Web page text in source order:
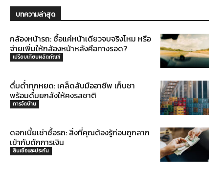
บทความล่าสุด
กล้องหน้ารถ: ซื้อแค่หน้าเดียวจบจริงไหม หรือ
จ่ายเพิ่มให้กล้องหน้าหลังคือทางรอด?
เปรียบเทียบผลิตภัณฑ์
ดื่มด่ำทุกหยด: เคล็ดลับมืออาชีพ เก็บชา
พร้อมดื่มยกลังให้คงรสชาติ
การจัดบ้าน
ดอกเบี้ยเช่าซื้อรถ: สิ่งที่คุณต้องรู้ก่อนถูกลาก
เข้ากับดักการเงิน
สินเชื่อและประกัน